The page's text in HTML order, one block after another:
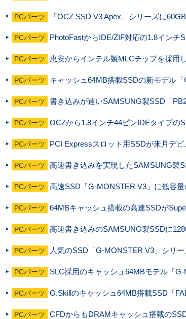
PCパーツ 「OCZ SSD V3 Apex」シリーズに
PCパーツ PhotoFastからIDE/ZIF対応の1.8インチ
PCパーツ 恵安からインテル製MLCチップを採用
PCパーツ キャッシュ64MB搭載SSDの新モデル「
PCパーツ 書き込みが速いSAMSUNG製SSD「
PCパーツ OCZから1.8インチ44ピンIDEタイプの
PCパーツ PCI Expressスロット用SSDが来月デビ
PCパーツ 高速書き込みを実現したSAMSUNG製
PCパーツ 高速SSD「G-MONSTER V3」に低容量
PCパーツ 64MBキャッシュ搭載の高速SSDが
PCパーツ 高速書き込みのSAMSUNG製SSDに
PCパーツ 人気のSSD「G-MONSTER V3」シリ
PCパーツ SLC採用のキャッシュ64MBモデル「G-
PCパーツ G.Skillのキャッシュ64MB搭載SSD「
PCパーツ CFDからもDRAMキャッシュ搭載の